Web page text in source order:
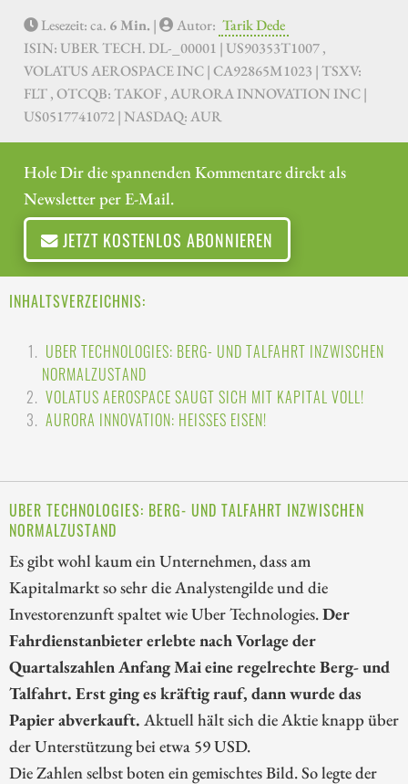
Lesezeit: ca. 6 Min. | Autor: Tarik Dede
ISIN: UBER TECH. DL-_00001 | US90353T1007 ,
VOLATUS AEROSPACE INC | CA92865M1023 | TSXV:
FLT , OTCQB: TAKOF , AURORA INNOVATION INC |
US0517741072 | NASDAQ: AUR
Hole Dir die spannenden Kommentare direkt als
Newsletter per E-Mail.
JETZT KOSTENLOS ABONNIEREN
INHALTSVERZEICHNIS:
UBER TECHNOLOGIES: BERG- UND TALFAHRT INZWISCHEN
NORMALZUSTAND
VOLATUS AEROSPACE SAUGT SICH MIT KAPITAL VOLL!
AURORA INNOVATION: HEISSES EISEN!
UBER TECHNOLOGIES: BERG- UND TALFAHRT INZWISCHEN
NORMALZUSTAND
Es gibt wohl kaum ein Unternehmen, dass am
Kapitalmarkt so sehr die Analystengilde und die
Investorenzunft spaltet wie Uber Technologies.Der
Fahrdienstanbieter erlebte nach Vorlage der
Quartalszahlen Anfang Mai eine regelrechte Berg- und
Talfahrt. Erst ging es kräftig rauf, dann wurde das
Papier abverkauft. Aktuell hält sich die Aktie knapp über
der Unterstützung bei etwa 59 USD.
Die Zahlen selbst boten ein gemischtes Bild. So legte der